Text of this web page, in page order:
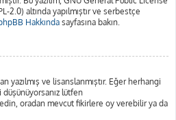
2.0) altında yapılmıştır ve serbestçe
Hakkında sayfasına bakın.
yazılmış ve lisanslanmıştır. Eğer herhangi
lütfen
oradan mevcut fikirlere oy verebilir ya da